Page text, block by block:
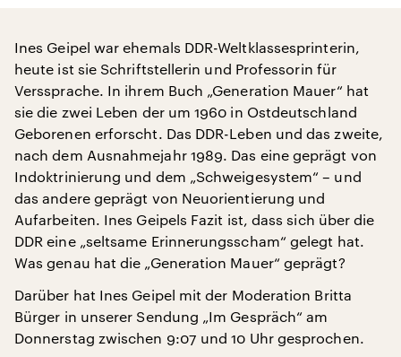
Ines Geipel war ehemals DDR-Weltklassesprinterin,
heute ist sie Schriftstellerin und Professorin für
Verssprache. In ihrem Buch „Generation Mauer“ hat
sie die zwei Leben der um 1960 in Ostdeutschland
Geborenen erforscht. Das DDR-Leben und das zweite,
nach dem Ausnahmejahr 1989. Das eine geprägt von
Indoktrinierung und dem „Schweigesystem“ – und
das andere geprägt von Neuorientierung und
Aufarbeiten. Ines Geipels Fazit ist, dass sich über die
DDR eine „seltsame Erinnerungsscham“ gelegt hat.
Was genau hat die „Generation Mauer“ geprägt?
Darüber hat Ines Geipel mit der Moderation Britta
Bürger in unserer Sendung „Im Gespräch“ am
Donnerstag zwischen 9:07 und 10 Uhr gesprochen.